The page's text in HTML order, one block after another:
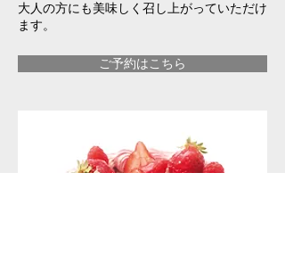
大人の方にも美味しく召し上がっていただけ
ます。
ご予約はこちら